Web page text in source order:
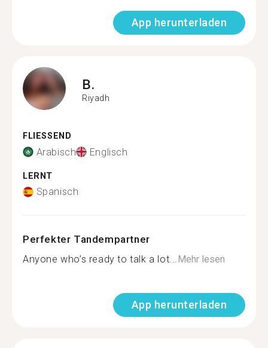
App herunterladen
B.
Riyadh
FLIESSEND
Arabisch Englisch
LERNT
Spanisch
Perfekter Tandempartner
Anyone who’s ready to talk a lot...Mehr lesen
App herunterladen